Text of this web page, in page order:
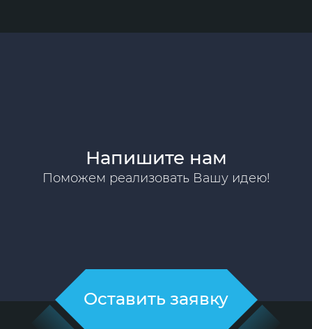
Напишите нам
Поможем реализовать Вашу идею!
Оставить заявку